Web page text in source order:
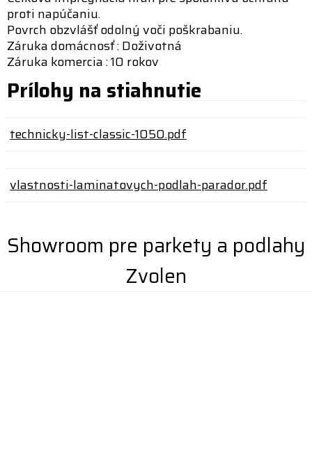
proti napúčaniu.
Povrch obzvlášť odolný voči poškrabaniu.
Záruka domácnosť : Doživotná
Záruka komercia : 10 rokov
Prílohy na stiahnutie
technicky-list-classic-1050.pdf
vlastnosti-laminatovych-podlah-parador.pdf
Showroom pre parkety a podlahy
Zvolen